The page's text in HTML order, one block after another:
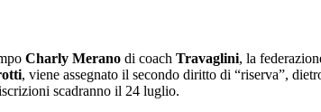
Charly Merano di coach Travaglini, la
, viene assegnato il secondo diritto di “riserva”,
scadranno il 24 luglio.